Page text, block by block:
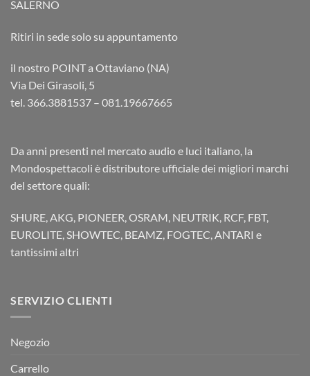
SALERNO
Ritiri in sede solo su appuntamento
il nostro POINT a Ottaviano (NA)
Via Dei Girasoli, 5
tel. 366.3881537 – 081.19667665
Da anni presenti nel mercato audio e luci italiano, la
Mondospettacoli è distributore ufficiale dei migliori marchi
del settore quali:
SHURE, AKG, PIONEER, OSRAM, NEUTRIK, RCF, FBT,
EUROLITE, SHOWTEC, BEAMZ, FOGTEC, ANTARI e
tantissimi altri
SERVIZIO CLIENTI
Negozio
Carrello